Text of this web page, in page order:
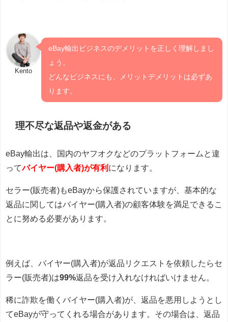
Kento
eBay輸出ビジネスのデメリットを正しく理解しまし
ょう。
どんなビジネスにも、メリットデメリットは必ずあ
ります。
理不尽な返品や返金がある
eBay輸出は、国内のヤフオクなどのプラットフォームと違
ってバイヤー(購入者)が有利 になります。
セラー(販売者)もeBayから保護されていますが、基本的な
返品に関してはバイヤー(購入者)の顧客体験を満足できるこ
とに努める必要があります。
例えば、バイヤー(購入者)が返品リクエストを依頼したらセ
ラー(販売者)は99%返品を受け入れなければいけません。
稀に詐欺を働くバイヤー(購入者)が、返品を悪用しようとし
てeBayが守ってくれる場合があります。その場合は、返品